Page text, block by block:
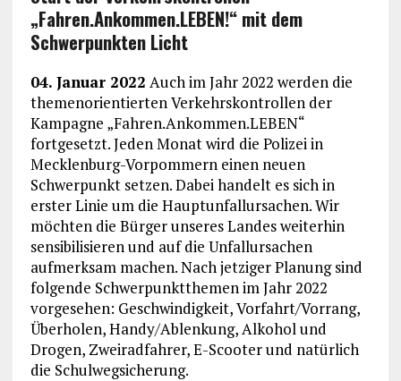
„Fahren.Ankommen.LEBEN!“ mit dem
Schwerpunkten Licht
04. Januar 2022 Auch im Jahr 2022 werden die
themenorientierten Verkehrskontrollen der
Kampagne „Fahren.Ankommen.LEBEN“
fortgesetzt. Jeden Monat wird die Polizei in
Mecklenburg-Vorpommern einen neuen
Schwerpunkt setzen. Dabei handelt es sich in
erster Linie um die Hauptunfallursachen. Wir
möchten die Bürger unseres Landes weiterhin
sensibilisieren und auf die Unfallursachen
aufmerksam machen. Nach jetziger Planung sind
folgende Schwerpunktthemen im Jahr 2022
vorgesehen: Geschwindigkeit, Vorfahrt/Vorrang,
Überholen, Handy/Ablenkung, Alkohol und
Drogen, Zweiradfahrer, E-Scooter und natürlich
die Schulwegsicherung.